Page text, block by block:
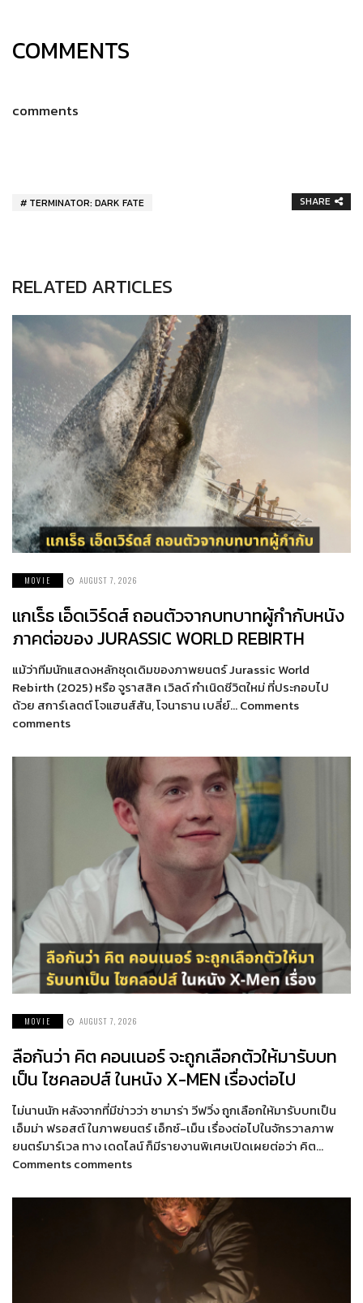
COMMENTS
comments
TERMINATOR: DARK FATE SHARE
RELATED ARTICLES
MOVIE AUGUST 7, 2026
แกเร็ธ เอ็ดเวิร์ดส์ ถอนตัวจากบทบาทผู้กำกับหนัง
ภาคต่อของ JURASSIC WORLD REBIRTH
แม้ว่าทีมนักแสดงหลักชุดเดิมของภาพยนตร์ Jurassic World
Rebirth (2025) หรือ จูราสสิค เวิลด์ กำเนิดชีวิตใหม่ ที่ประกอบไป
ด้วย สการ์เลตต์ โจแฮนส์สัน, โจนาธาน เบลี่ย์… Comments
comments
MOVIE AUGUST 7, 2026
ลือกันว่า คิต คอนเนอร์ จะถูกเลือกตัวให้มารับบท
เป็น ไซคลอปส์ ในหนัง X-MEN เรื่องต่อไป
ไม่นานนัก หลังจากที่มีข่าวว่า ซามาร่า วีฟวิ่ง ถูกเลือกให้มารับบทเป็น
เอ็มม่า ฟรอสต์ ในภาพยนตร์ เอ็กซ์-เม็น เรื่องต่อไปในจักรวาลภาพ
ยนตร์มาร์เวล ทาง เดดไลน์ ก็มีรายงานพิเศษเปิดเผยต่อว่า คิต…
Comments comments